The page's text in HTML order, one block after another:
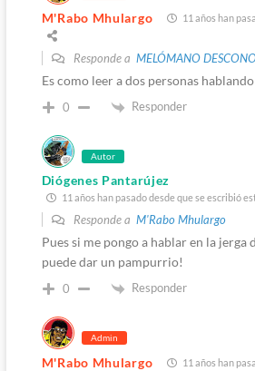
M'Rabo Mhulargo 11 años han
Responde a MELÓMANO
Es como leer a dos personas
0 Responder
Autor
Diógenes Pantarújez
11 años han pasado desde que se escribió
Responde a M'Rabo Mhulargo
Pues si me pongo a hablar en la
puede dar un pampurrio!
0 Responder
Admin
M'Rabo Mhulargo 11 años han